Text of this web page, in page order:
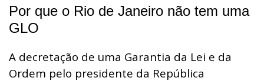
Por que o Rio de Janeiro não tem uma
GLO
A decretação de uma Garantia da Lei e da
Ordem pelo presidente da República